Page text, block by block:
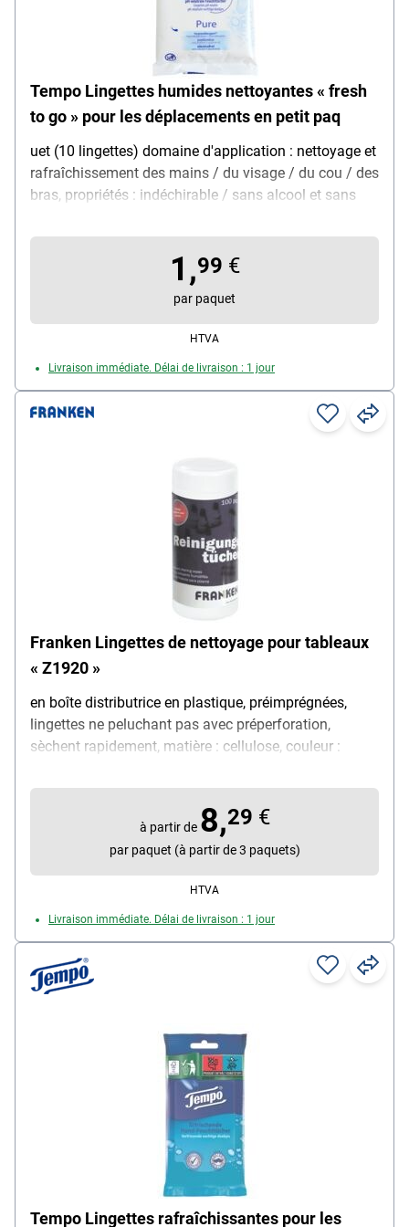
Tempo Lingettes humides nettoyantes « fresh
to go » pour les déplacements en petit paq
uet (10 lingettes) domaine d'application : nettoyage et
rafraîchissement des mains / du visage / du cou / des
bras, propriétés : indéchirable / sans alcool et sans
refermable, dimensions de la lingette individuelle
(L/H) : 15,5/19,5 cm, région de fabrication : Royaume-
Uni, certificats : certifié FSC®, contenu de la livraison :
1 paquet de 10 lingettes
1,99 €
par paquet
HTVA
Livraison immédiate. Délai de livraison : 1 jour
Franken Lingettes de nettoyage pour tableaux
« Z1920 »
en boîte distributrice en plastique, préimprégnées,
lingettes ne peluchant pas avec préperforation,
sèchent rapidement, matière : cellulose, couleur :
à partir de 8,29 €
par paquet (à partir de 3 paquets)
HTVA
Livraison immédiate. Délai de livraison : 1 jour
Tempo Lingettes rafraîchissantes pour les